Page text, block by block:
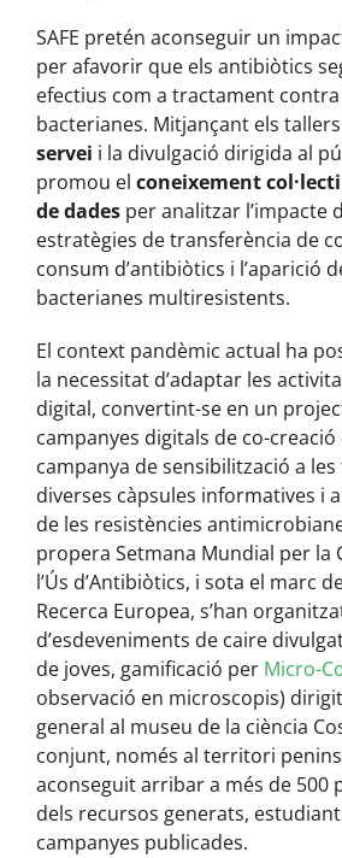
SAFE pretén aconseguir un
per afavorir que els antibiòtics
efectius com a tractament
bacterianes. Mitjançant els tallers
servei i la divulgació dirigida al
promou el coneixement
de dades per analitzar l’impacte
estratègies de transferència de
consum d’antibiòtics i l’aparició
bacterianes multiresistents.
El context pandèmic actual ha
la necessitat d’adaptar les
digital, convertint-se en un
campanyes digitals de co-
campanya de sensibilització a les
diverses càpsules informatives i
de les resistències
propera Setmana Mundial per la
l’Ús d’Antibiòtics, i sota el marc
Recerca Europea, s’han
d’esdeveniments de caire
de joves, gamificació per Micro-
observació en microscopis)
general al museu de la ciència
conjunt, només al territori
aconseguit arribar a més de 500
dels recursos generats,
campanyes publicades.